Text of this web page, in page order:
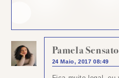
Pamela Sensato
24 Maio, 2017 08:49